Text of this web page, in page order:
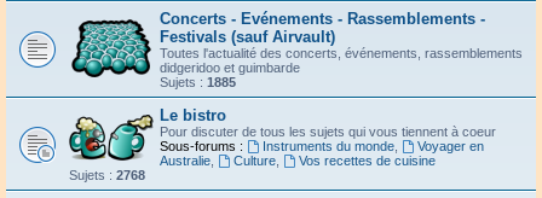
Concerts - Evénements - Rassemblements -
Festivals (sauf Airvault)
Toutes l'actualité des concerts, événements, rassemblements
didgeridoo et guimbarde
Sujets : 1885
Le bistro
Pour discuter de tous les sujets qui vous tiennent à coeur
Sous-forums :
Instruments du monde,
Voyager en
Australie
Culture,
Vos recettes de cuisine
Sujets : 2768